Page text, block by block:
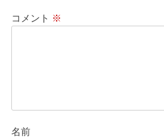
コメント ※
名前